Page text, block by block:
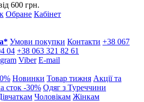
600 грн.
Обране Кабінет
Умови покупки Контакти +38 067
04 +38 063 321 82 61
Viber E-mail
Новинки Товар тижня Акції та
сток -30% Одяг з Туреччини
Чоловікам Жінкам